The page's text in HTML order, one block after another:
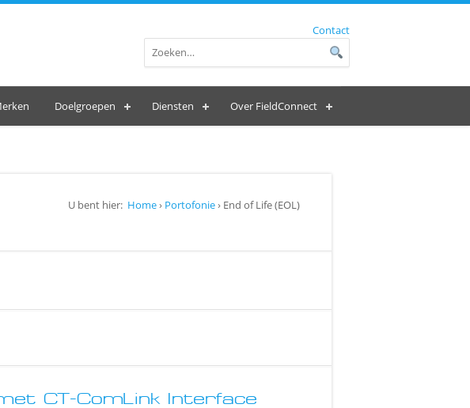
Contact
Doelgroepen Diensten Over FieldConnect
U bent hier: Home› Portofonie› End of Life (EOL)
CT-ComLink Interface